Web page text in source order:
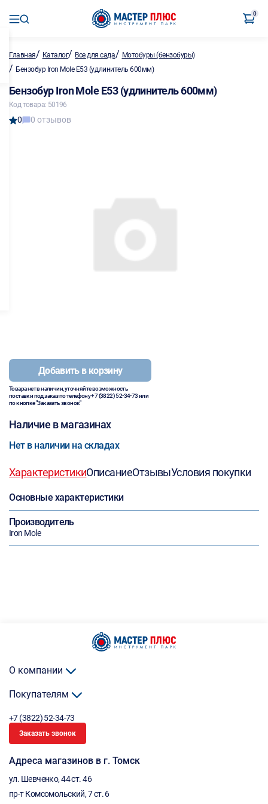
0
Главная/ Каталог/ Все для сада/ Мотобуры (бензобуры)
/ Бензобур Iron Mole E53 (удлинитель 600мм)
Бензобур Iron Mole E53 (удлинитель 600мм)
Код товара: 50196
0 0 отзывов
Добавить в корзину
Товара нет в наличии, уточняйте возможность
поставки под заказ по телефону+7 (3822) 52-34-73или
по кнопке "Заказать звонок"
Наличие в магазинах
Нет в наличии на складах
ХарактеристикиОписаниеОтзывыУсловия покупки
Основные характеристики
Производитель
Iron Mole
О компании
Покупателям
+7 (3822) 52-34-73
Заказать звонок
Адреса магазинов в г. Томск
ул. Шевченко, 44 ст. 46
пр-т Комсомольский, 7 ст. 6